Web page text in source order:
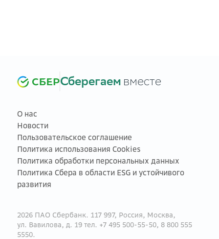
Сберегаем вместе
О нас
Новости
Пользовательское соглашение
Политика использования Cookies
Политика обработки персональных данных
Политика Сбера в области ESG и устойчивого
развития
2026 ПАО Сбербанк. 117 997, Россия, Москва,
ул. Вавилова, д. 19 тел. +7 495 500-55-50, 8 800 555
5550.